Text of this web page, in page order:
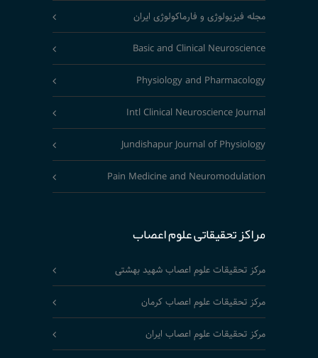
مجله فیزیولوژی و فارماکولوژی ایران
Basic and Clinical Neuroscience
Physiology and Pharmacology
Intl Clinical Neuroscience Journal
Jundishapur Journal of Physiology
Pain Medicine and Neuromodulation
مراکز تحقیقاتی علوم اعصاب
مرکز تحقیقات علوم اعصاب شهید بهشتی
مرکز تحقیقات علوم اعصاب کرمان
مرکز تحقیقات علوم اعصاب ایران